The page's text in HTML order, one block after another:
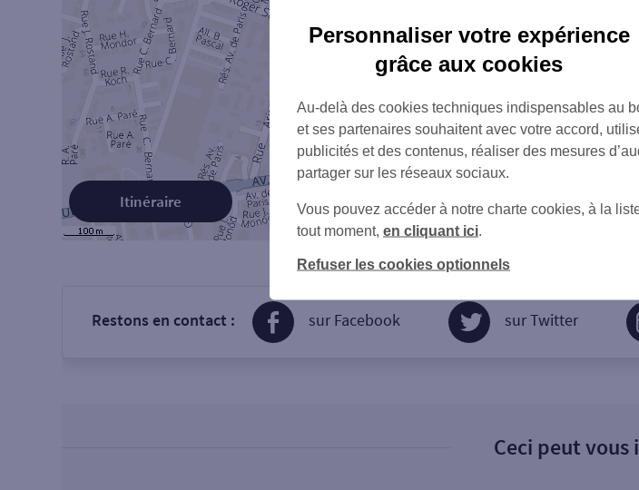
Itinéraire
Restons en contact : sur Facebook sur Twitter
Ceci peut vous
Personnaliser votre expérience
grâce aux cookies
Au-delà des cookies techniques indispensables au
et ses partenaires souhaitent avec votre accord,
publicités et des contenus, réaliser des mesures
partager sur les réseaux sociaux.
Vous pouvez accéder à notre charte cookies, à la
tout moment, en cliquant ici
Refuser les cookies optionnels